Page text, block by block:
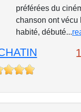
préférées du
chanson ont vécu
habité, débuté...